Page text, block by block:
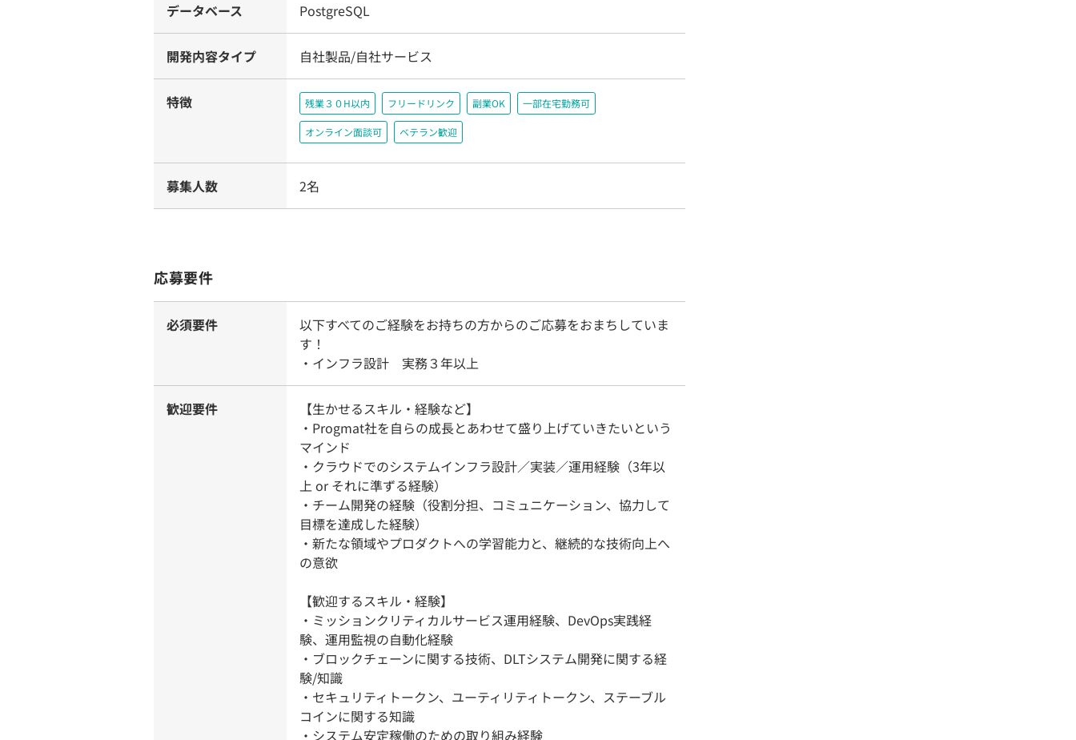
データベース PostgreSQL
開発内容タイプ 自社製品/自社サービス
特徴 残業３０H以内 フリードリンク 副業OK 一部在宅勤務可
オンライン面談可 ベテラン歓迎
募集人数 2名
応募要件
必須要件
以下すべてのご経験をお持ちの方からのご応募をおまちしていま
す！
・インフラ設計 実務３年以上
歓迎要件
【生かせるスキル・経験など】
・Progmat社を自らの成長とあわせて盛り上げていきたいという
マインド
・クラウドでのシステムインフラ設計／実装／運用経験（3年以
上 or それに準ずる経験）
・チーム開発の経験（役割分担、コミュニケーション、協力して
目標を達成した経験）
・新たな領域やプロダクトへの学習能力と、継続的な技術向上へ
の意欲
【歓迎するスキル・経験】
・ミッションクリティカルサービス運用経験、DevOps実践経
験、運用監視の自動化経験
・ブロックチェーンに関する技術、DLTシステム開発に関する経
験/知識
・セキュリティトークン、ユーティリティトークン、ステーブル
コインに関する知識
・システム安定稼働のための取り組み経験